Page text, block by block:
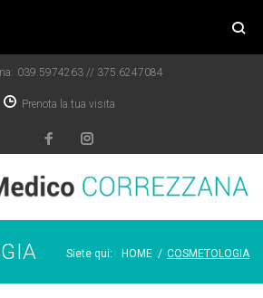
039.5974263// 375.6247084
Prenota la tua visita
Siete qui: HOME / COSMETOLOGIA